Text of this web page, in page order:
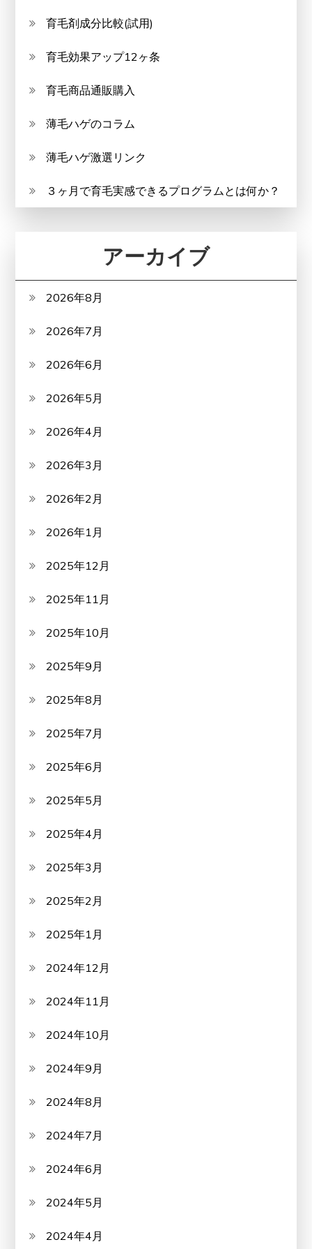
育毛剤成分比較(試用)
育毛効果アップ12ヶ条
育毛商品通販購入
薄毛ハゲのコラム
薄毛ハゲ激選リンク
３ヶ月で育毛実感できるプログラムとは何か？
アーカイブ
2026年8月
2026年7月
2026年6月
2026年5月
2026年4月
2026年3月
2026年2月
2026年1月
2025年12月
2025年11月
2025年10月
2025年9月
2025年8月
2025年7月
2025年6月
2025年5月
2025年4月
2025年3月
2025年2月
2025年1月
2024年12月
2024年11月
2024年10月
2024年9月
2024年8月
2024年7月
2024年6月
2024年5月
2024年4月